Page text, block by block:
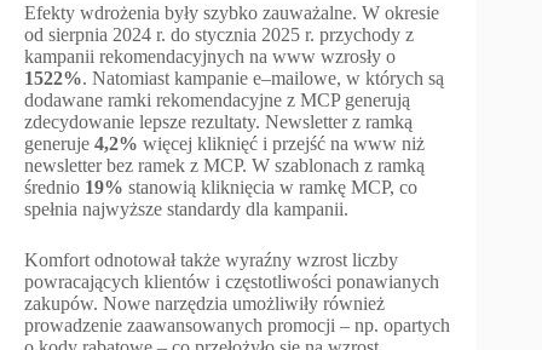
Efekty wdrożenia były szybko zauważalne. W okresie
od sierpnia 2024 r. do stycznia 2025 r. przychody z
kampanii rekomendacyjnych na www wzrosły o
1522%. Natomiast kampanie e–mailowe, w których są
dodawane ramki rekomendacyjne z MCP generują
zdecydowanie lepsze rezultaty. Newsletter z ramką
generuje 4,2% więcej kliknięć i przejść na www niż
newsletter bez ramek z MCP. W szablonach z ramką
średnio 19% stanowią kliknięcia w ramkę MCP, co
spełnia najwyższe standardy dla kampanii.
Komfort odnotował także wyraźny wzrost liczby
powracających klientów i częstotliwości ponawianych
zakupów. Nowe narzędzia umożliwiły również
prowadzenie zaawansowanych promocji – np. opartych